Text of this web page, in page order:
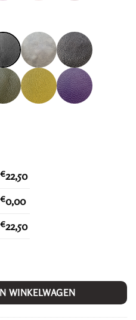
€22,50
€0,00
€22,50
WINKELWAGEN